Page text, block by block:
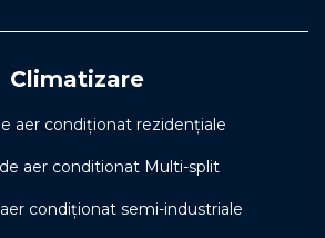
Climatizare
aer condiționat rezidențiale
aer conditionat Multi-split
condiționat semi-industriale